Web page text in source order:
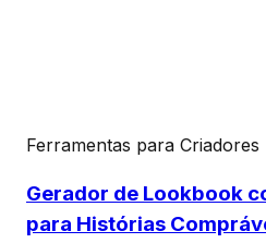
Ferramentas para Criadores
Gerador de Lookbook
para Histórias